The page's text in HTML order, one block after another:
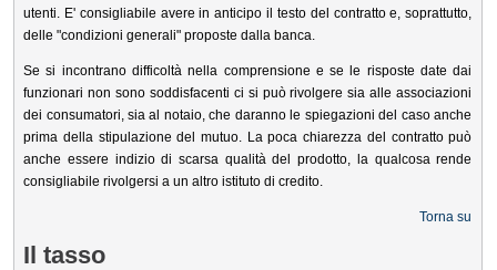
utenti. E' consigliabile avere in anticipo il testo del contratto e, soprattutto,
delle "condizioni generali" proposte dalla banca.
Se si incontrano difficoltà nella comprensione e se le risposte date dai
funzionari non sono soddisfacenti ci si può rivolgere sia alle associazioni
dei consumatori, sia al notaio, che daranno le spiegazioni del caso anche
prima della stipulazione del mutuo. La poca chiarezza del contratto può
anche essere indizio di scarsa qualità del prodotto, la qualcosa rende
consigliabile rivolgersi a un altro istituto di credito.
Torna su
Il tasso